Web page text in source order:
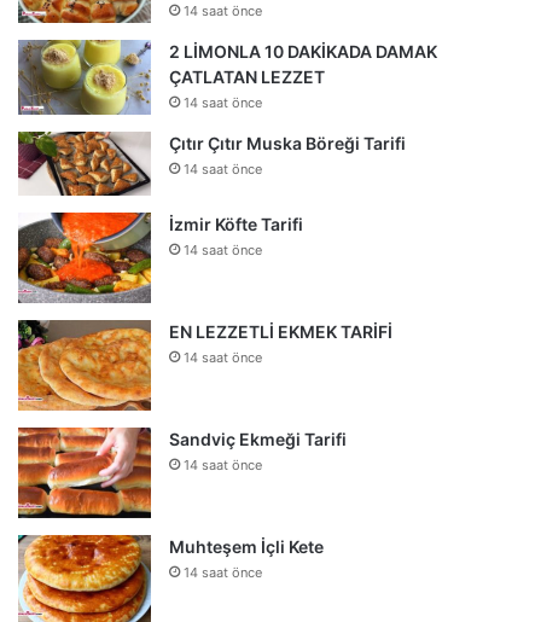
14 saat önce
2 LİMONLA 10 DAKİKADA DAMAK
ÇATLATAN LEZZET
14 saat önce
Çıtır Çıtır Muska Böreği Tarifi
14 saat önce
İzmir Köfte Tarifi
14 saat önce
EN LEZZETLİ EKMEK TARİFİ
14 saat önce
Sandviç Ekmeği Tarifi
14 saat önce
Muhteşem İçli Kete
14 saat önce